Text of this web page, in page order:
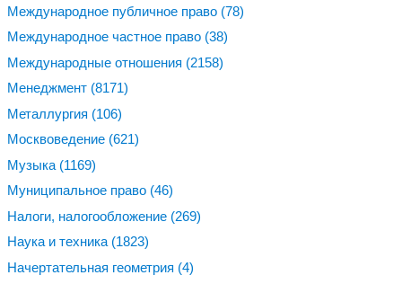
Международное публичное право (78)
Международное частное право (38)
Международные отношения (2158)
Менеджмент (8171)
Металлургия (106)
Москвоведение (621)
Музыка (1169)
Муниципальное право (46)
Налоги, налогообложение (269)
Наука и техника (1823)
Начертательная геометрия (4)